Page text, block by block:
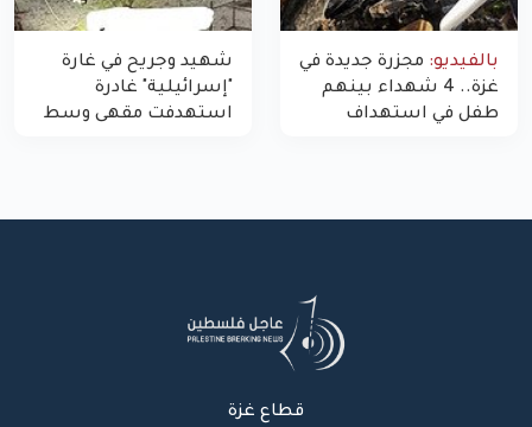
بالفيديو: مجزرة جديدة في
غزة.. 4 شهداء بينهم
طفل في استهداف
شهيد وجريح في غارة
"إسرائيلية" غادرة
استهدفت مقهى وسط
قطاع غزة